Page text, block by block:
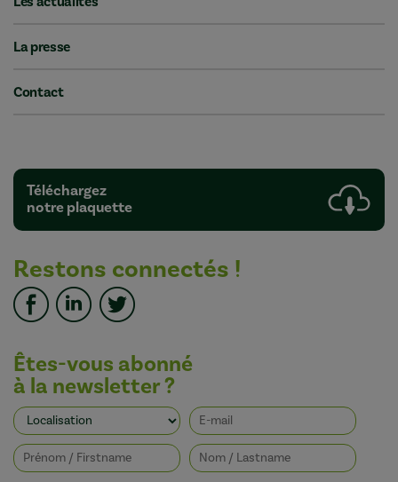
La presse
Contact
Téléchargez
notre plaquette
Restons connectés !
Êtes-vous abonné
à la newsletter ?